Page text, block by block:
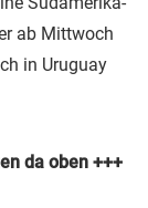
ab Mittwoch
in Uruguay
da oben +++